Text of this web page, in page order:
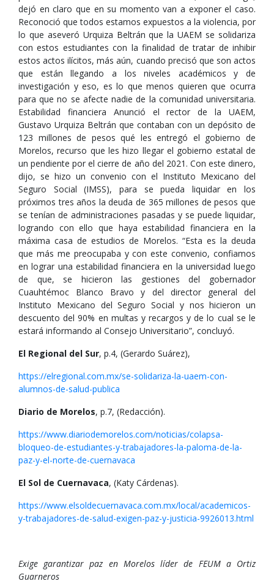
dejó en claro que en su momento van a exponer el caso.
Reconoció que todos estamos expuestos a la violencia, por
lo que aseveró Urquiza Beltrán que la UAEM se solidariza
con estos estudiantes con la finalidad de tratar de inhibir
estos actos ilícitos, más aún, cuando precisó que son actos
que están llegando a los niveles académicos y de
investigación y eso, es lo que menos quieren que ocurra
para que no se afecte nadie de la comunidad universitaria.
Estabilidad financiera Anunció el rector de la UAEM,
Gustavo Urquiza Beltrán que contaban con un depósito de
123 millones de pesos qué les entregó el gobierno de
Morelos, recurso que les hizo llegar el gobierno estatal de
un pendiente por el cierre de año del 2021. Con este dinero,
dijo, se hizo un convenio con el Instituto Mexicano del
Seguro Social (IMSS), para se pueda liquidar en los
próximos tres años la deuda de 365 millones de pesos que
se tenían de administraciones pasadas y se puede liquidar,
logrando con ello que haya estabilidad financiera en la
máxima casa de estudios de Morelos. “Esta es la deuda
que más me preocupaba y con este convenio, confiamos
en lograr una estabilidad financiera en la universidad luego
de que, se hicieron las gestiones del gobernador
Cuauhtémoc Blanco Bravo y del director general del
Instituto Mexicano del Seguro Social y nos hicieron un
descuento del 90% en multas y recargos y de lo cual se le
estará informando al Consejo Universitario”, concluyó.
El Regional del Sur, p.4, (Gerardo Suárez),
https://elregional.com.mx/se-solidariza-la-uaem-con-
alumnos-de-salud-publica
Diario de Morelos, p.7, (Redacción).
https://www.diariodemorelos.com/noticias/colapsa-
bloqueo-de-estudiantes-y-trabajadores-la-paloma-de-la-
paz-y-el-norte-de-cuernavaca
El Sol de Cuernavaca, (Katy Cárdenas).
https://www.elsoldecuernavaca.com.mx/local/academicos-
y-trabajadores-de-salud-exigen-paz-y-justicia-9926013.html
Exige garantizar paz en Morelos líder de FEUM a Ortiz
Guarneros